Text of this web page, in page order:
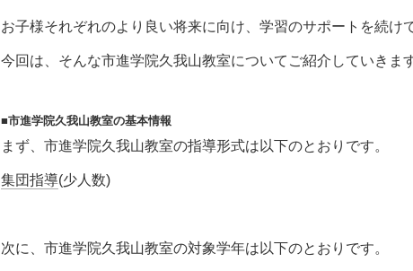
お子様それぞれのより良い将来に向け、学習のサポートを続け
今回は、そんな市進学院久我山教室についてご紹介していきます
■市進学院久我山教室の基本情報
まず、市進学院久我山教室の指導形式は以下のとおりです。
集団指導(少人数)
次に、市進学院久我山教室の対象学年は以下のとおりです。